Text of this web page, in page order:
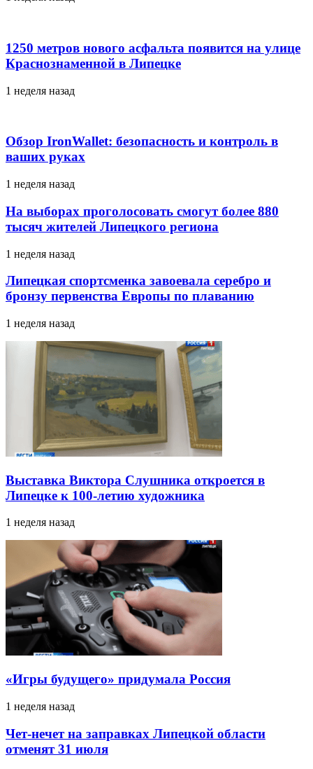
1250 метров нового асфальта появится на улице
Краснознаменной в Липецке
1 неделя назад
Обзор IronWallet: безопасность и контроль в
ваших руках
1 неделя назад
На выборах проголосовать смогут более 880
тысяч жителей Липецкого региона
1 неделя назад
Липецкая спортсменка завоевала серебро и
бронзу первенства Европы по плаванию
1 неделя назад
Выставка Виктора Слушника откроется в
Липецке к 100-летию художника
1 неделя назад
«Игры будущего» придумала Россия
1 неделя назад
Чет-нечет на заправках Липецкой области
отменят 31 июля